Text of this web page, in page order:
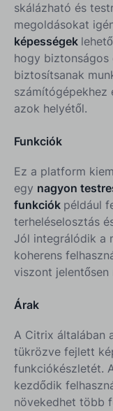
skálázható és
megoldásokat
képességek
hogy biztonságos
biztosítsanak
számítógépekhez
azok helyétől.
Funkciók
Ez a platform
egy nagyon
funkciók például
terheléselosztás
Jól integrálódik a
koherens
viszont jelentősen
Árak
A Citrix általában
tükrözve fejlett
funkciókészletét.
kezdődik
növekedhet több